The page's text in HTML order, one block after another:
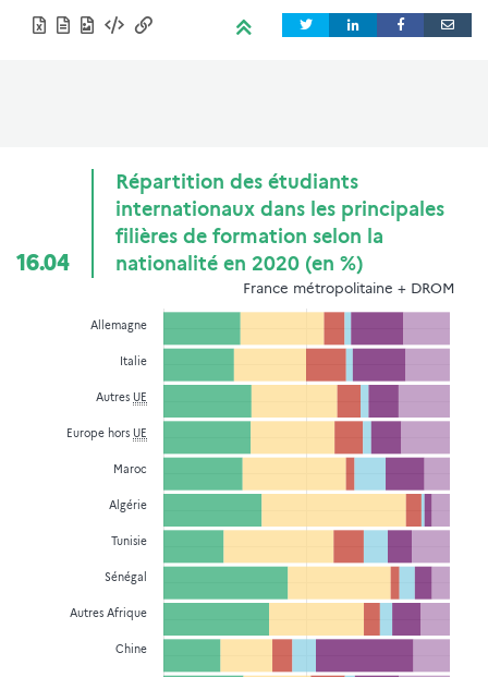
16.04
Répartition des étudiants
internationaux dans les principales
filières de formation selon la
nationalité en 2020 (en %)
France métropolitaine + DROM
Allemagne
Italie
Autres UE
Europe hors UE
Maroc
Algérie
Tunisie
Sénégal
Autres Afrique
Chine